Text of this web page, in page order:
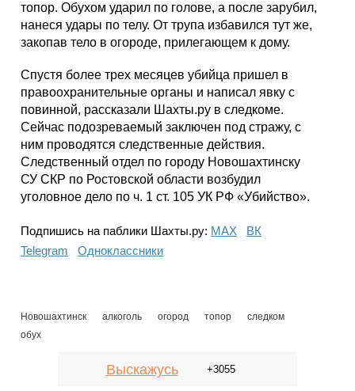
топор. Обухом ударил по голове, а после зарубил,
нанеся удары по телу. От трупа избавился тут же,
закопав тело в огороде, прилегающем к дому.
Спустя более трех месяцев убийца пришел в
правоохранительные органы и написал явку с
повинной, рассказали Шахты.ру в следкоме.
Сейчас подозреваемый заключен под стражу, с
ним проводятся следственные действия.
Следственный отдел по городу Новошахтинску
СУ СКР по Ростовской области возбудил
уголовное дело по ч. 1 ст. 105 УК РФ «Убийство».
Подпишись на паблики Шахты.ру: МАХ
ВК
Telegram
Одноклассники
Новошахтинск алкоголь огород топор
следком
обух
Выскажусь +3055